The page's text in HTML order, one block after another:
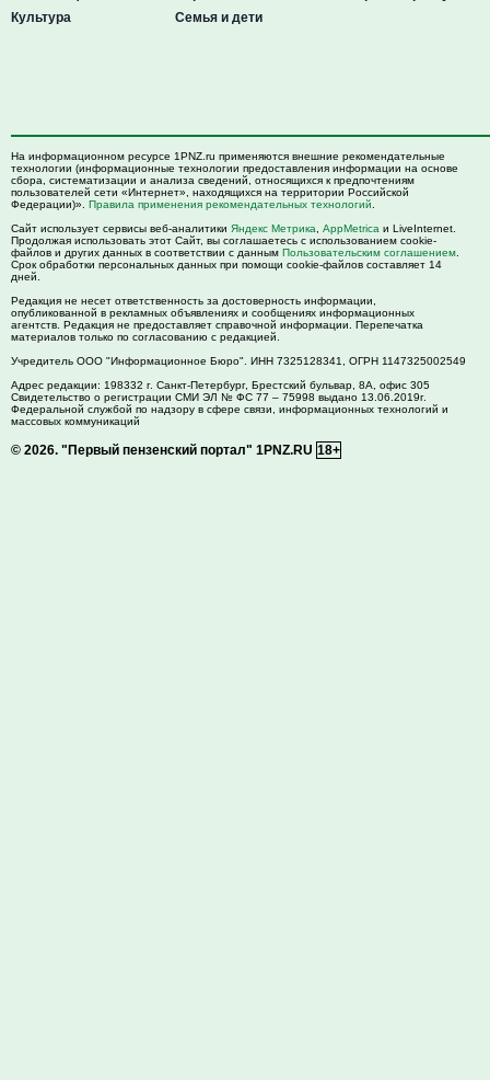
Культура
Семья и дети
На информационном ресурсе 1PNZ.ru применяются внешние рекомендательные
технологии (информационные технологии предоставления информации на основе
сбора, систематизации и анализа сведений, относящихся к предпочтениям
пользователей сети «Интернет», находящихся на территории Российской
Федерации)». Правила применения рекомендательных технологий
Сайт использует сервисы веб-аналитики Яндекс Метрика AppMetrica и LiveInternet.
Продолжая использовать этот Сайт, вы соглашаетесь с использованием cookie-
файлов и других данных в соответствии с данным Пользовательским соглашением
Срок обработки персональных данных при помощи cookie-файлов составляет 14
дней.
Редакция не несет ответственность за достоверность информации,
опубликованной в рекламных объявлениях и сообщениях информационных
агентств. Редакция не предоставляет справочной информации. Перепечатка
материалов только по согласованию с редакцией.
Учредитель ООО "Информационное Бюро". ИНН 7325128341, ОГРН 1147325002549
Адрес редакции: 198332 г. Санкт-Петербург, Брестский бульвар, 8А, офис 305
Свидетельство о регистрации СМИ ЭЛ № ФС 77 – 75998 выдано 13.06.2019г.
Федеральной службой по надзору в сфере связи, информационных технологий и
массовых коммуникаций
© 2026. "Первый пензенский портал" 1PNZ.RU 18+